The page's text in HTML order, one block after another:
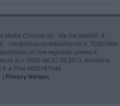
Media Channel srl - Via Dei Martelli, 8 -
- info@toscanamediachannel.it. TOSCANA
on line registrato presso il
al n. 5935 del 27.09.2013. Iscrizione
e P.Iva 0620787048
| Privacy Nielsen